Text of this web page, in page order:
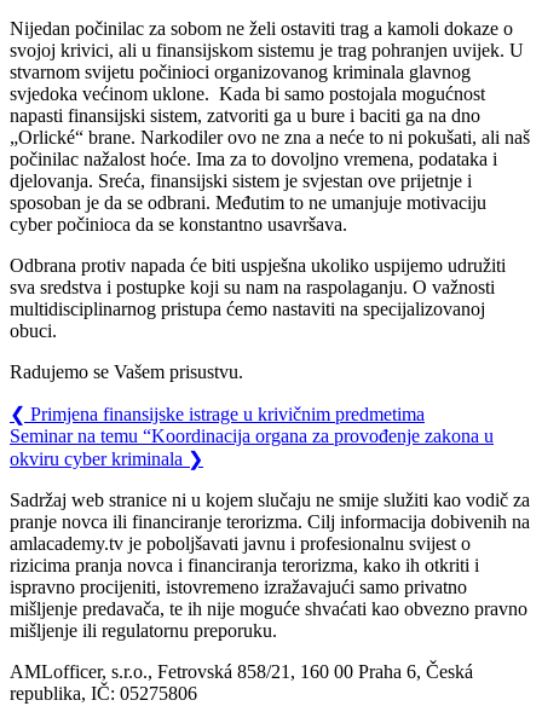
Nijedan počinilac za sobom ne želi ostaviti trag a kamoli dokaze o
svojoj krivici, ali u finansijskom sistemu je trag pohranjen uvijek. U
stvarnom svijetu počinioci organizovanog kriminala glavnog
svjedoka većinom uklone. Kada bi samo postojala mogućnost
napasti finansijski sistem, zatvoriti ga u bure i baciti ga na dno
„Orlické“ brane. Narkodiler ovo ne zna a neće to ni pokušati, ali naš
počinilac nažalost hoće. Ima za to dovoljno vremena, podataka i
djelovanja. Sreća, finansijski sistem je svjestan ove prijetnje i
sposoban je da se odbrani. Međutim to ne umanjuje motivaciju
cyber počinioca da se konstantno usavršava.
Odbrana protiv napada će biti uspješna ukoliko uspijemo udružiti
sva sredstva i postupke koji su nam na raspolaganju. O važnosti
multidisciplinarnog pristupa ćemo nastaviti na specijalizovanoj
obuci.
Radujemo se Vašem prisustvu.
❮ Primjena finansijske istrage u krivičnim predmetima
Seminar na temu “Koordinacija organa za provođenje zakona u
okviru cyber kriminala ❯
Sadržaj web stranice ni u kojem slučaju ne smije služiti kao vodič za
pranje novca ili financiranje terorizma. Cilj informacija dobivenih na
amlacademy.tv je poboljšavati javnu i profesionalnu svijest o
rizicima pranja novca i financiranja terorizma, kako ih otkriti i
ispravno procijeniti, istovremeno izražavajući samo privatno
mišljenje predavača, te ih nije moguće shvaćati kao obvezno pravno
mišljenje ili regulatornu preporuku.
AMLofficer, s.r.o., Fetrovská 858/21, 160 00 Praha 6, Česká
republika, IČ: 05275806